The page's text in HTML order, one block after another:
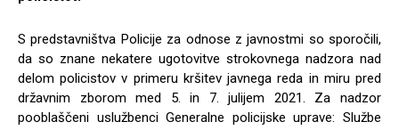
S predstavništva Policije za odnose z javnostmi so sporočili,
da so znane nekatere ugotovitve strokovnega nadzora nad
delom policistov v primeru kršitev javnega reda in miru pred
državnim zborom med 5. in 7. julijem 2021. Za nadzor
pooblaščeni uslužbenci Generalne policijske uprave: Službe